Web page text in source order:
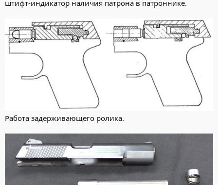
штифт-индикатор наличия патрона в патроннике.
Работа задерживающего ролика.